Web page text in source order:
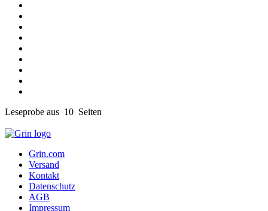
Leseprobe aus 10 Seiten
Grin.com
Versand
Kontakt
Datenschutz
AGB
Impressum